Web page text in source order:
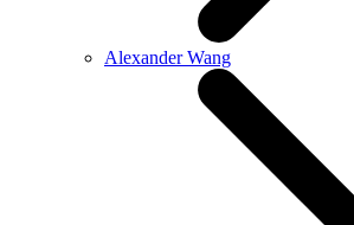
Alexander Wang